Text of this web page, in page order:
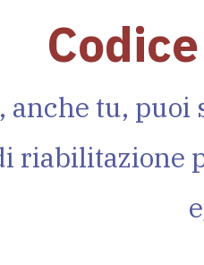
anche tu,
riabilitazione